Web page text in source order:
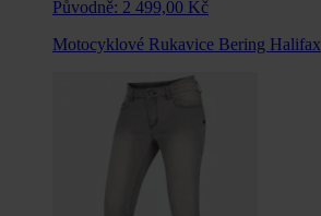
Původně: 2 499,00 Kč
Motocyklové Rukavice Bering Halifax